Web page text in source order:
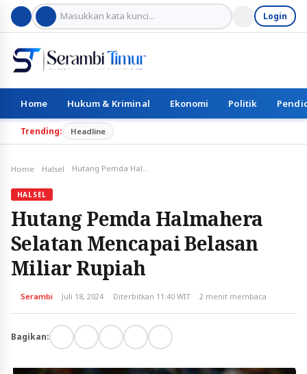
Login
Home Hukum & Kriminal Ekonomi Politik
Trending: Headline
Home Halsel Hutang Pemda Halmahera Selatan Mencapai Belasan Miliar Rupiah
HALSEL
Hutang Pemda Halmahera
Selatan Mencapai Belasan
Miliar Rupiah
Serambi Juli 18, 2024 Diterbitkan 11:40 WIT 2 menit membaca
Bagikan: